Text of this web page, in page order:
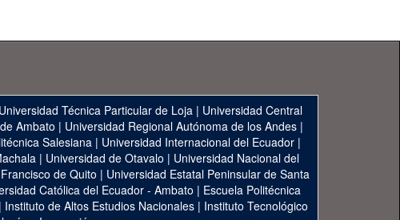
Universidad Técnica Particular de Loja | Universidad Central
Ambato | Universidad Regional Autónoma de los Andes|
Salesiana| Universidad Internacional del Ecuador|
| Universidad de Otavalo | Universidad Nacional del
de Quito | Universidad Estatal Peninsular de Santa
Católica del Ecuador - Ambato | Escuela Politécnica
| Instituto de Altos Estudios Nacionales | Instituto Tecnológico